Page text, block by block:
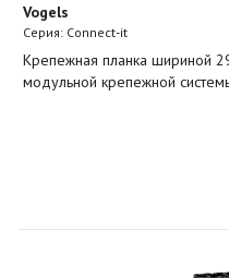
Vogels
Серия: Connect-it
Крепежная планка шириной
модульной крепежной